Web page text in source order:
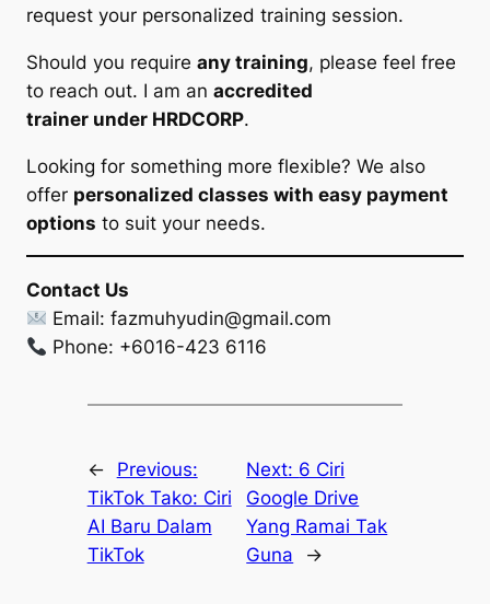
request your personalized training session.
Should you require any training, please feel free
to reach out. I am an accredited
trainer under HRDCORP.
Looking for something more flexible? We also
offer personalized classes with easy payment
options to suit your needs.
Contact Us
Email:fazmuhyudin@gmail.com
Phone: +6016-423 6116
←
Previous:
TikTok Tako: Ciri
AI Baru Dalam
TikTok
Next: 6 Ciri
Google Drive
Yang Ramai Tak
Guna
→